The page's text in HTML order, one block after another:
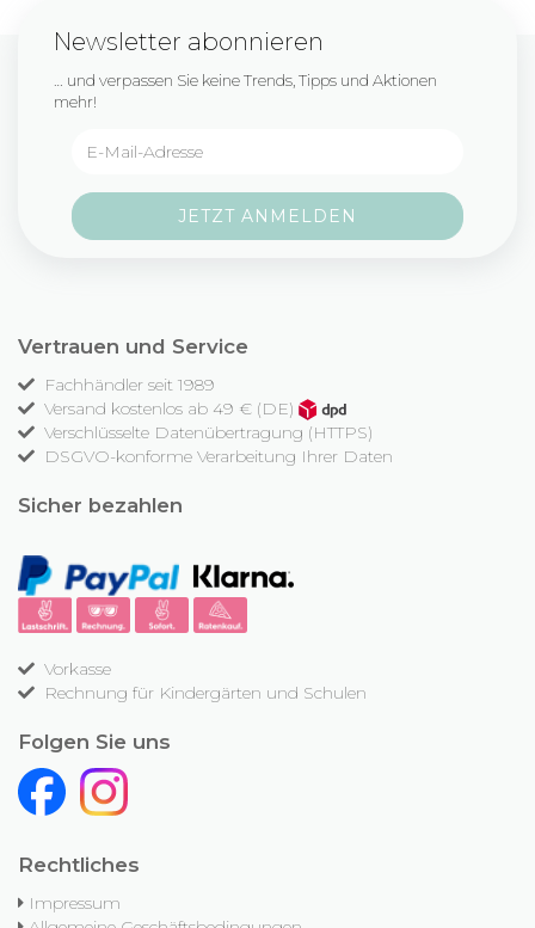
Newsletter abonnieren
… und verpassen Sie keine Trends, Tipps und Aktionen
mehr!
Vertrauen und Service
Fachhändler seit 1989
Versand kostenlos ab 49 € (DE)
Verschlüsselte Datenübertragung (HTTPS)
DSGVO-konforme Verarbeitung Ihrer Daten
Sicher bezahlen
Vorkasse
Rechnung für Kindergärten und Schulen
Folgen Sie uns
Rechtliches
Impressum